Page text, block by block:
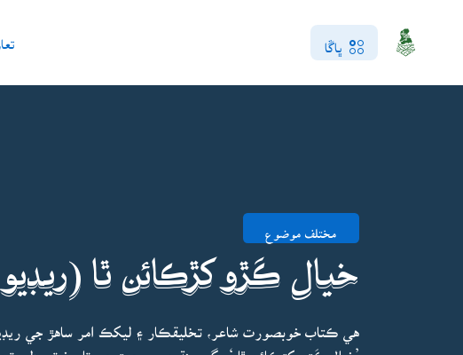
ڀاڱا
مختلف موضوع
خيال ڪَڙو کڙڪائن ٿا
هي ڪتاب خوبصورت شاعر، تخليقڪار ۽ ليکڪ امر ساهڙ جي
’خيال ڪَڙو کڙڪائن ٿا ‘ رڳو سنڌ جي ويجهڙ جي تاريخ تي دلي